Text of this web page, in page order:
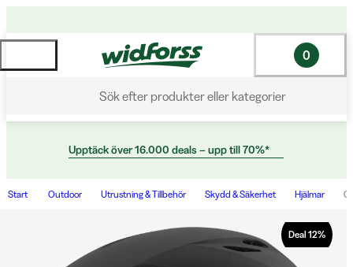
Sök efter produkter eller kategorier
0
Upptäck över 16.000 deals – upp till 70%*
Start Outdoor Utrustning & Tillbehör Skydd & Säkerhet Hjälmar
Deal 12%